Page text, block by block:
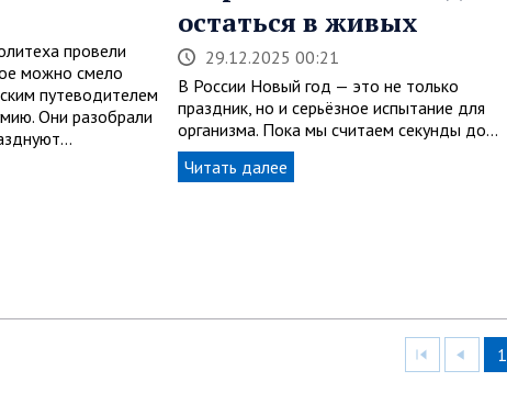
провели
можно смело
путеводителем
Они разобрали
остаться в живых
29.12.2025 00:21
В России Новый год — это не только
праздник, но и серьёзное испытание для
организма. Пока мы считаем секунды до…
Читать далее
1